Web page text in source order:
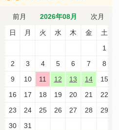
前月 次月
2026年08月
日 月 火 水 木 金
土
1
2
3 4 5 6 7
8
9
10 11 12 13 14
15
16
17 18 19 20 21
22
23
24 25 26 27 28
29
30
31